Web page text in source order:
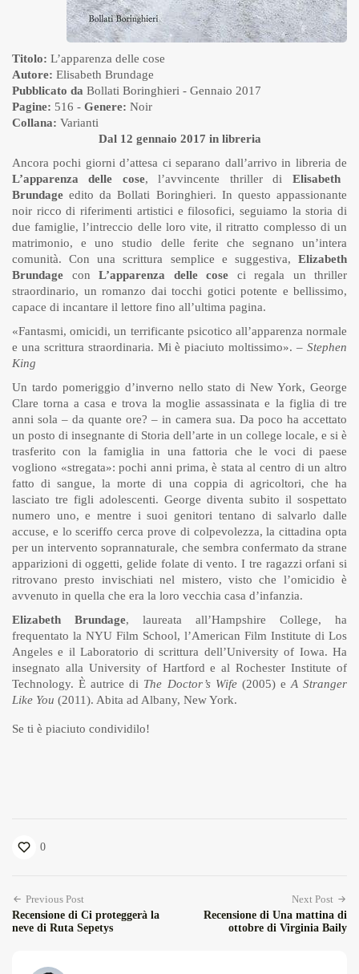
Titolo: L’apparenza delle cose
Autore: Elisabeth Brundage
Pubblicato da Bollati Boringhieri - Gennaio 2017
Pagine: 516 - Genere: Noir
Collana: Varianti
Dal 12 gennaio 2017 in libreria
Ancora pochi giorni d’attesa ci separano dall’arrivo in libreria de
L’apparenza delle cose, l’avvincente thriller di Elisabeth
Brundage edito da Bollati Boringhieri. In questo appassionante
noir ricco di riferimenti artistici e filosofici, seguiamo la storia di
due famiglie, l’intreccio delle loro vite, il ritratto complesso di un
matrimonio, e uno studio delle ferite che segnano un’intera
comunità. Con una scrittura semplice e suggestiva, Elizabeth
Brundage con L’apparenza delle cose ci regala un thriller
straordinario, un romanzo dai tocchi gotici potente e bellissimo,
capace di incantare il lettore fino all’ultima pagina.
«Fantasmi, omicidi, un terrificante psicotico all’apparenza normale
e una scrittura straordinaria. Mi è piaciuto moltissimo». – Stephen
King
Un tardo pomeriggio d’inverno nello stato di New York, George
Clare torna a casa e trova la moglie assassinata e la figlia di tre
anni sola – da quante ore? – in camera sua. Da poco ha accettato
un posto di insegnante di Storia dell’arte in un college locale, e si è
trasferito con la famiglia in una fattoria che le voci di paese
vogliono «stregata»: pochi anni prima, è stata al centro di un altro
fatto di sangue, la morte di una coppia di agricoltori, che ha
lasciato tre figli adolescenti. George diventa subito il sospettato
numero uno, e mentre i suoi genitori tentano di salvarlo dalle
accuse, e lo sceriffo cerca prove di colpevolezza, la cittadina opta
per un intervento soprannaturale, che sembra confermato da strane
apparizioni di oggetti, gelide folate di vento. I tre ragazzi orfani si
ritrovano presto invischiati nel mistero, visto che l’omicidio è
avvenuto in quella che era la loro vecchia casa d’infanzia.
Elizabeth Brundage, laureata all’Hampshire College, ha
frequentato la NYU Film School, l’American Film Institute di Los
Angeles e il Laboratorio di scrittura dell’University of Iowa. Ha
insegnato alla University of Hartford e al Rochester Institute of
Technology. È autrice di The Doctor’s Wife(2005) e A Stranger
Like You (2011). Abita ad Albany, New York.
Se ti è piaciuto condividilo!
0
Previous Post
Recensione di Ci proteggerà la
neve di Ruta Sepetys
Next Post
Recensione di Una mattina di
ottobre di Virginia Baily